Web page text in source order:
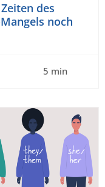
des
noch
5 min